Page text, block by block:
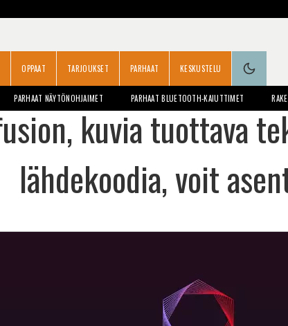
OPPAAT TARJOUKSET PARHAAT KESKUSTELU
PARHAAT NÄYTÖNOHJAIMET PARHAAT BLUETOOTH-KAIUTTIMET
kuvia tuottava
lähdekoodia, voit